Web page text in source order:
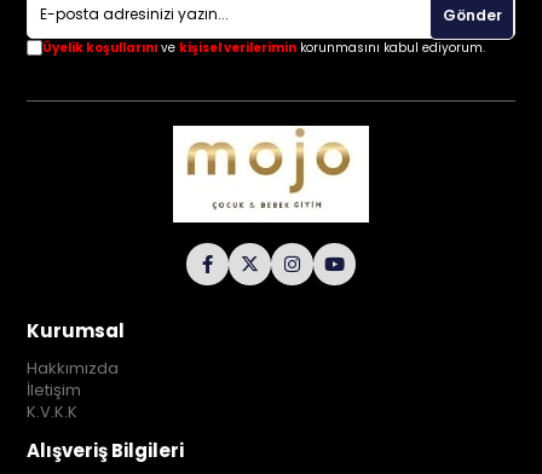
Gönder
Üyelik koşullarını ve kişisel verilerimin korunmasını kabul ediyorum.
Kurumsal
Hakkımızda
İletişim
K.V.K.K
Alışveriş Bilgileri